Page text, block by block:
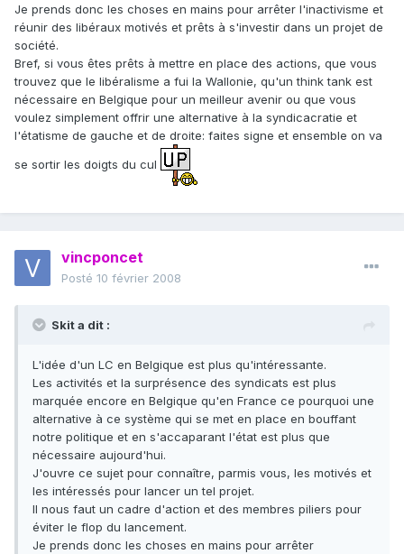
Je prends donc les choses en mains pour arrêter l'inactivisme et
réunir des libéraux motivés et prêts à s'investir dans un projet de
société.
Bref, si vous êtes prêts à mettre en place des actions, que vous
trouvez que le libéralisme a fui la Wallonie, qu'un think tank est
nécessaire en Belgique pour un meilleur avenir ou que vous
voulez simplement offrir une alternative à la syndicacratie et
l'étatisme de gauche et de droite: faites signe et ensemble on va
se sortir les doigts du cul
vincponcet
Posté 10 février 2008
Skit a dit :
L'idée d'un LC en Belgique est plus qu'intéressante.
Les activités et la surprésence des syndicats est plus
marquée encore en Belgique qu'en France ce pourquoi une
alternative à ce système qui se met en place en bouffant
notre politique et en s'accaparant l'état est plus que
nécessaire aujourd'hui.
J'ouvre ce sujet pour connaître, parmis vous, les motivés et
les intéressés pour lancer un tel projet.
Il nous faut un cadre d'action et des membres piliers pour
éviter le flop du lancement.
Je prends donc les choses en mains pour arrêter